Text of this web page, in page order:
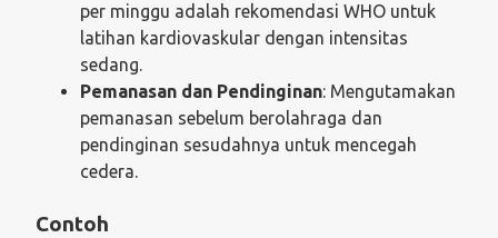
per minggu adalah rekomendasi WHO untuk
latihan kardiovaskular dengan intensitas
sedang.
Pemanasan dan Pendinginan: Mengutamakan
pemanasan sebelum berolahraga dan
pendinginan sesudahnya untuk mencegah
cedera.
Contoh